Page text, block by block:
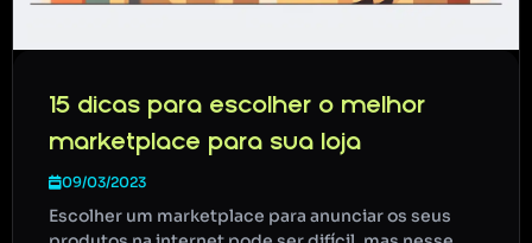
15 dicas para escolher o melhor
marketplace para sua loja
09/03/2023
Escolher um marketplace para anunciar os seus